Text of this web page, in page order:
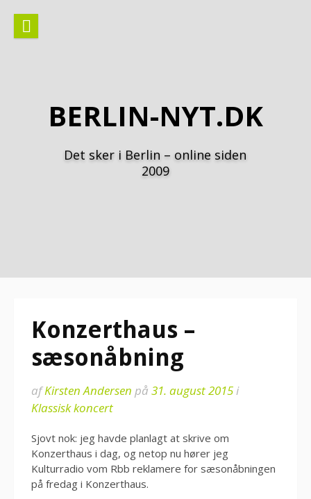
indhold
BERLIN-NYT.DK
Det sker i Berlin – online siden
2009
Konzerthaus –
sæsonåbning
afKirsten Andersen på 31. august 2015i
Klassisk koncert
Sjovt nok: jeg havde planlagt at skrive om
Konzerthaus i dag, og netop nu hører jeg
Kulturradio vom Rbb reklamere for sæsonåbningen
på fredag i Konzerthaus.